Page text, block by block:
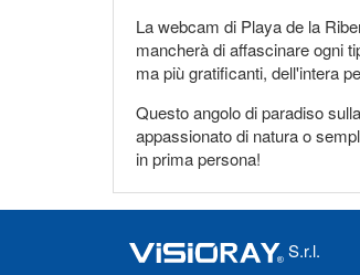
La webcam di Playa de la
mancherà di affascinare ogni
ma più gratificanti, dell'intera
Questo angolo di paradiso
appassionato di natura o
in prima persona!
S.r.l.